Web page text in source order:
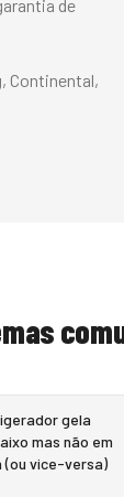
de
Continental,
gela
mas não em
(ou vice-versa)